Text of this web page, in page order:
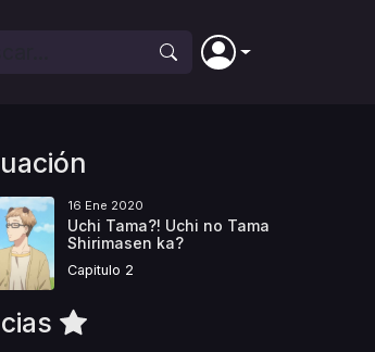
16 Ene 2020
Uchi Tama?! Uchi no Tama
Shirimasen ka?
Capitulo 2